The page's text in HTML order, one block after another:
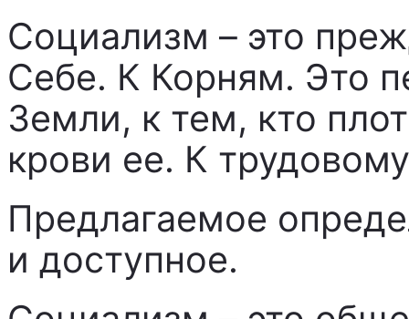
Социализм – это
Себе. К Корням. Это
Земли, к тем, кто
крови ее. К
Предлагаемое
и доступное.